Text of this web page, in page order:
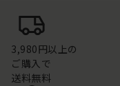
3,980円以上の
ご購入で
送料無料